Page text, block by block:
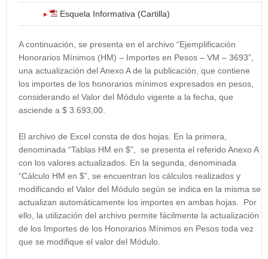
Esquela Informativa (Cartilla)
A continuación, se presenta en el archivo “Ejemplificación
Honorarios Mínimos (HM) – Importes en Pesos – VM – 3693”,
una actualización del Anexo A de la publicación, que contiene
los importes de los honorarios mínimos expresados en pesos,
considerando el Valor del Módulo vigente a la fecha, que
asciende a $ 3.693,00.
El archivo de Excel consta de dos hojas. En la primera,
denominada “Tablas HM en $”, se presenta el referido Anexo A
con los valores actualizados. En la segunda, denominada
“Cálculo HM en $”, se encuentran los cálculos realizados y
modificando el Valor del Módulo según se indica en la misma se
actualizan automáticamente los importes en ambas hojas. Por
ello, la utilización del archivo permite fácilmente la actualización
de los Importes de los Honorarios Mínimos en Pesos toda vez
que se modifique el valor del Módulo.